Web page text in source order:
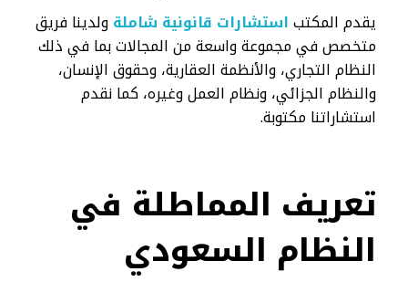
يقدم المكتباستشارات قانونية شاملةولدينا فريق
متخصص في مجموعة واسعة من المجالات بما في ذلك
النظام التجاري، والأنظمة العقارية، وحقوق الإنسان،
والنظام الجزائي، ونظام العمل وغيره، كما نقدم
استشاراتنا مكتوبة.
تعريف المماطلة في
النظام السعودي